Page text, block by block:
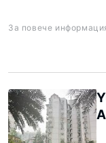
За повече